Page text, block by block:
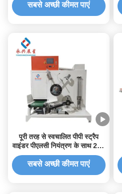
सबसे अच्छी कीमत पाएं
पूरी तरह से स्वचालित पीपी स्ट्रैप
वाइंडर पीएलसी नियंत्रण के साथ 200
मिमी व्यास
सबसे अच्छी कीमत पाएं